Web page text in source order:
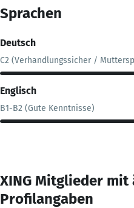
Sprachen
Deutsch
C2 (Verhandlungssicher /
Englisch
B1-B2 (Gute Kenntnisse)
XING Mitglieder mit
Profilangaben